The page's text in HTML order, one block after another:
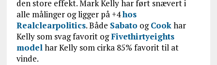
den store effekt. Mark Kelly har ført snævert i
alle målinger og ligger på +4hos
Realclearpolitics. Både Sabato ogCookhar
Kelly som svag favorit ogFivethirtyeights
modelhar Kelly som cirka 85% favorit til at
vinde.